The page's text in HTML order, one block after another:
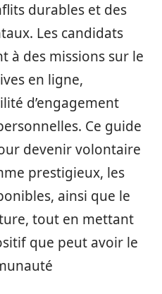
durables et des
Les candidats
à des missions sur le
en ligne,
d’engagement
Ce guide
devenir volontaire
prestigieux, les
ainsi que le
tout en mettant
que peut avoir le